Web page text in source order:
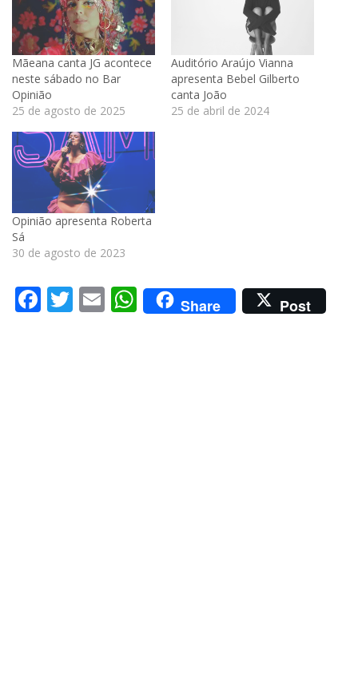
Mãeana canta JG acontece
neste sábado no Bar
Opinião
25 de agosto de 2025
Auditório Araújo Vianna
apresenta Bebel Gilberto
canta João
25 de abril de 2024
Opinião apresenta Roberta
Sá
30 de agosto de 2023
Facebook
Twitter
EmailWhatsApp
Share Post